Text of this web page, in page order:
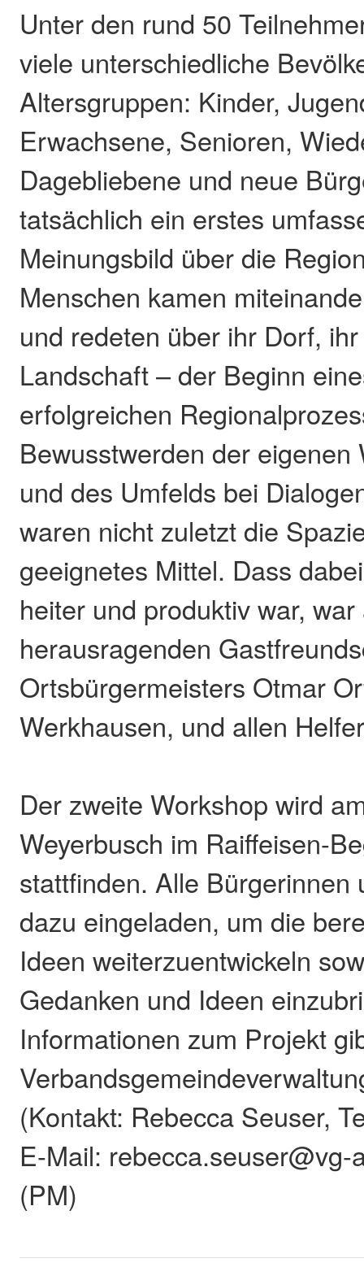
Unter den rund 50
viele unterschiedliche
Altersgruppen: Kinder,
Erwachsene, Senioren,
Dagebliebene und neue
tatsächlich ein erstes
Meinungsbild über die
Menschen kamen
und redeten über ihr Dorf,
Landschaft – der Beginn
erfolgreichen
Bewusstwerden der eigenen
und des Umfelds bei
waren nicht zuletzt die
geeignetes Mittel. Dass
heiter und produktiv war,
herausragenden
Ortsbürgermeisters Otmar
Werkhausen, und allen
Der zweite Workshop wird
Weyerbusch im Raiffeisen-
stattfinden. Alle Bürgerinnen
dazu eingeladen, um die
Ideen weiterzuentwickeln
Gedanken und Ideen
Informationen zum Projekt
(Kontakt: Rebecca Seuser,
E-Mail:
(PM)